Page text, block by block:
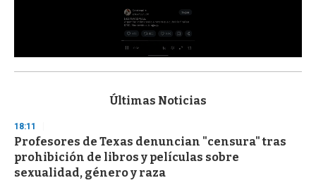
s
d
s
o
f
3
Últimas Noticias
18:11
Profesores de Texas denuncian "censura" tras
prohibición de libros y películas sobre
sexualidad, género y raza